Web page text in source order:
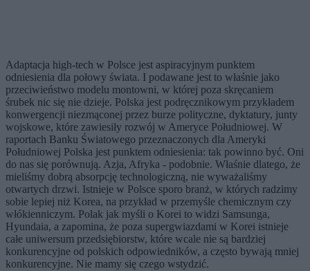
Adaptacja high-tech w Polsce jest aspiracyjnym punktem
odniesienia dla połowy świata. I podawane jest to właśnie jako
przeciwieństwo modelu montowni, w której poza skręcaniem
śrubek nic się nie dzieje. Polska jest podręcznikowym przykładem
konwergencji niezmąconej przez burze polityczne, dyktatury, junty
wojskowe, które zawiesiły rozwój w Ameryce Południowej. W
raportach Banku Światowego przeznaczonych dla Ameryki
Południowej Polska jest punktem odniesienia: tak powinno być. Oni
do nas się porównują. Azja, Afryka - podobnie. Właśnie dlatego, że
mieliśmy dobrą absorpcję technologiczną, nie wyważaliśmy
otwartych drzwi. Istnieje w Polsce sporo branż, w których radzimy
sobie lepiej niż Korea, na przykład w przemyśle chemicznym czy
włókienniczym. Polak jak myśli o Korei to widzi Samsunga,
Hyundaia, a zapomina, że poza supergwiazdami w Korei istnieje
całe uniwersum przedsiębiorstw, które wcale nie są bardziej
konkurencyjne od polskich odpowiedników, a często bywają mniej
konkurencyjne. Nie mamy się czego wstydzić.